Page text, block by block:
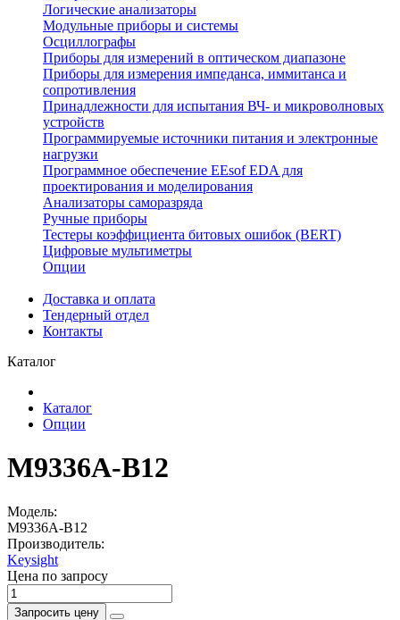
Логические анализаторы
Модульные приборы и системы
Осциллографы
Приборы для измерений в оптическом диапазоне
Приборы для измерения импеданса, иммитанса и
сопротивления
Принадлежности для испытания ВЧ- и микроволновых
устройств
Программируемые источники питания и электронные
нагрузки
Программное обеспечение EEsof EDA для
проектирования и моделирования
Анализаторы саморазряда
Ручные приборы
Тестеры коэффициента битовых ошибок (BERT)
Цифровые мультиметры
Опции
Доставка и оплата
Тендерный отдел
Контакты
Каталог
Каталог
Опции
M9336A-B12
Модель:
M9336A-B12
Производитель:
Keysight
Цена по запросу
Запросить цену